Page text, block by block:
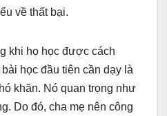
về thất bại.
khi họ học được cách
học đầu tiên cần dạy là
khăn. Nó quan trọng như
Do đó, cha mẹ nên công